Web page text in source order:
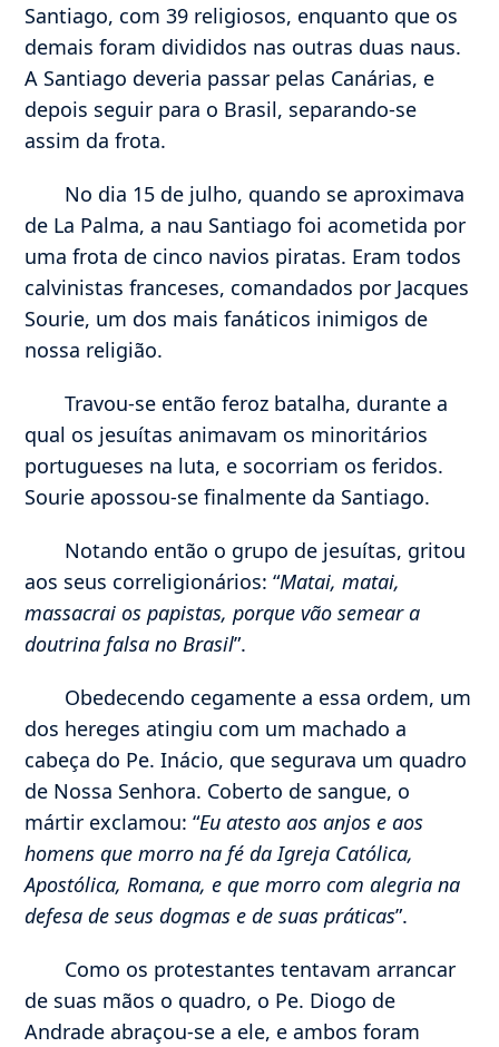
Santiago, com 39 religiosos, enquanto que os
demais foram divididos nas outras duas naus.
A Santiago deveria passar pelas Canárias, e
depois seguir para o Brasil, separando-se
assim da frota.
No dia 15 de julho, quando se aproximava
de La Palma, a nau Santiago foi acometida por
uma frota de cinco navios piratas. Eram todos
calvinistas franceses, comandados por Jacques
Sourie, um dos mais fanáticos inimigos de
nossa religião.
Travou-se então feroz batalha, durante a
qual os jesuítas animavam os minoritários
portugueses na luta, e socorriam os feridos.
Sourie apossou-se finalmente da Santiago.
Notando então o grupo de jesuítas, gritou
aos seus correligionários: “Matai, matai,
massacrai os papistas, porque vão semear a
doutrina falsa no Brasil”.
Obedecendo cegamente a essa ordem, um
dos hereges atingiu com um machado a
cabeça do Pe. Inácio, que segurava um quadro
de Nossa Senhora. Coberto de sangue, o
mártir exclamou: “Eu atesto aos anjos e aos
homens que morro na fé da Igreja Católica,
Apostólica, Romana, e que morro com alegria na
defesa de seus dogmas e de suas práticas”.
Como os protestantes tentavam arrancar
de suas mãos o quadro, o Pe. Diogo de
Andrade abraçou-se a ele, e ambos foram